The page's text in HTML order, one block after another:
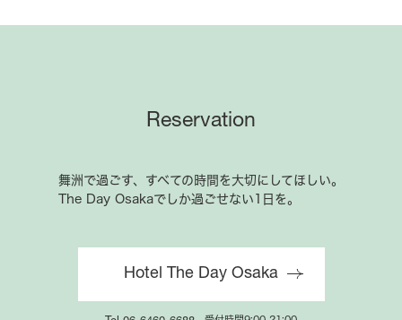
Tel.06-6467-5800 受付時間11:00-21:00
Reservation
舞洲で過ごす、すべての時間を大切にしてほしい。
The Day Osakaでしか過ごせない1日を。
Hotel The Day Osaka